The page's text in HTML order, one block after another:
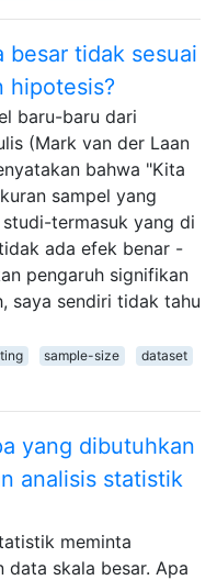
besar tidak sesuai
hipotesis?
baru-baru dari
(Mark van der Laan
bahwa "Kita
sampel yang
termasuk yang di
ada efek benar -
pengaruh signifikan
saya sendiri tidak tahu
sample-size
dataset
yang dibutuhkan
analisis statistik
meminta
data skala besar. Apa